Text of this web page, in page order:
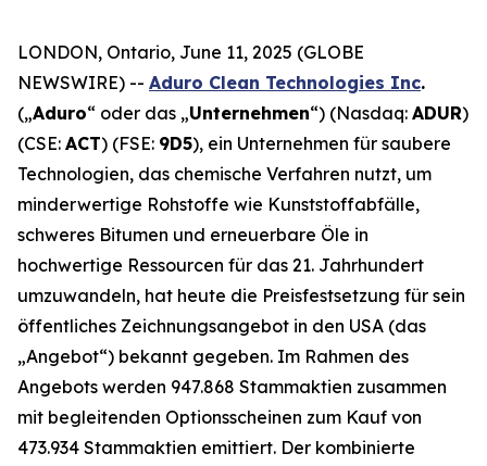
LONDON, Ontario, June 11, 2025 (GLOBE
NEWSWIRE) -- Aduro Clean Technologies Inc.
(„Aduro“ oder das „Unternehmen“) (Nasdaq: ADUR)
(CSE: ACT) (FSE: 9D5), ein Unternehmen für saubere
Technologien, das chemische Verfahren nutzt, um
minderwertige Rohstoffe wie Kunststoffabfälle,
schweres Bitumen und erneuerbare Öle in
hochwertige Ressourcen für das 21. Jahrhundert
umzuwandeln, hat heute die Preisfestsetzung für sein
öffentliches Zeichnungsangebot in den USA (das
„Angebot“) bekannt gegeben. Im Rahmen des
Angebots werden 947.868 Stammaktien zusammen
mit begleitenden Optionsscheinen zum Kauf von
473.934 Stammaktien emittiert. Der kombinierte